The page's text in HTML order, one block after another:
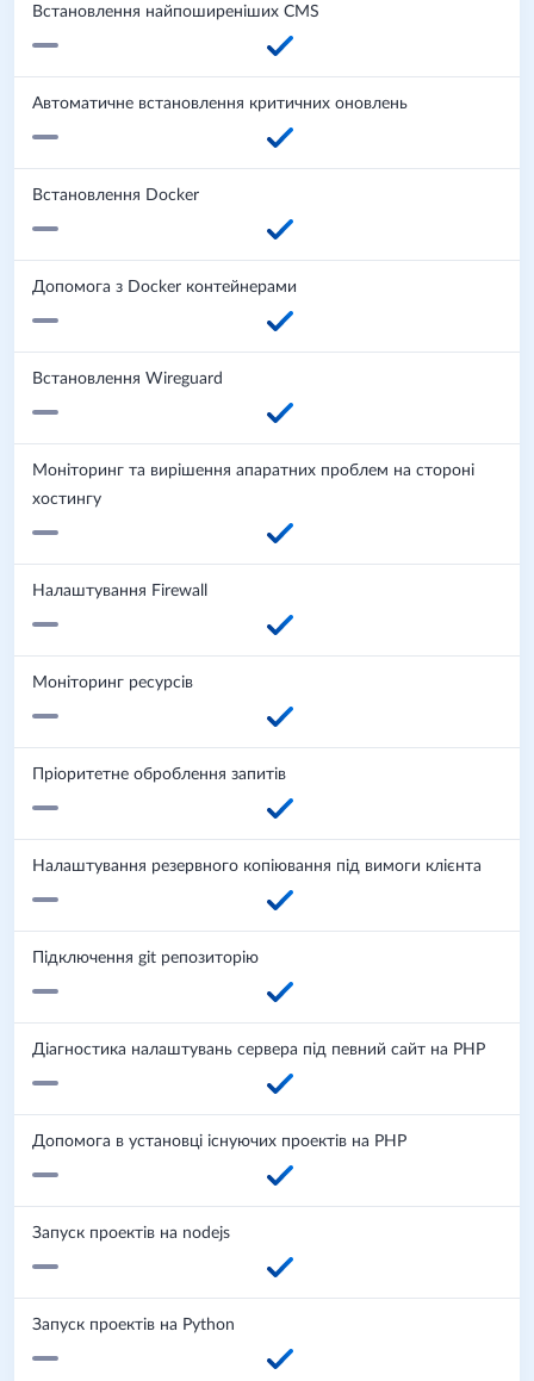
Встановлення найпоширеніших CMS
Автоматичне встановлення критичних оновлень
Встановлення Docker
Допомога з Docker контейнерами
Встановлення Wireguard
Моніторинг та вирішення апаратних проблем на стороні
хостингу
Налаштування Firewall
Моніторинг ресурсів
Пріоритетне оброблення запитів
Налаштування резервного копіювання під вимоги клієнта
Підключення git репозиторію
Діагностика налаштувань сервера під певний сайт на PHP
Допомога в установці існуючих проектів на PHP
Запуск проектів на nodejs
Запуск проектів на Python